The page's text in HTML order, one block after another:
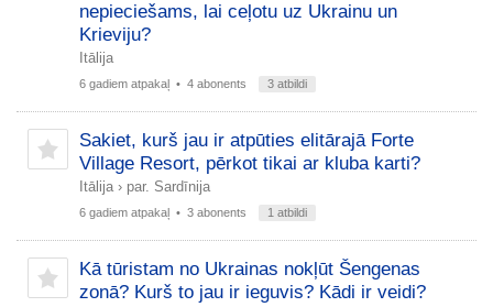
nepieciešams, lai ceļotu uz Ukrainu un
Krieviju?
Itālija
6 gadiem atpakaļ • 4 abonents 3 atbildi
Sakiet, kurš jau ir atpūties elitārajā Forte
Village Resort, pērkot tikai ar kluba karti?
Itālija › par. Sardīnija
6 gadiem atpakaļ • 3 abonents 1 atbildi
Kā tūristam no Ukrainas nokļūt Šengenas
zonā? Kurš to jau ir ieguvis? Kādi ir veidi?